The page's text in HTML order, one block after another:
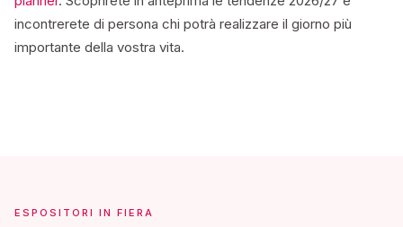
incontrerete di persona chi potrà realizzare il giorno più
importante della vostra vita.
ESPOSITORI IN FIERA